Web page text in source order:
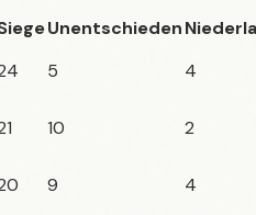
Unentschieden
5 4
10 2
9
4